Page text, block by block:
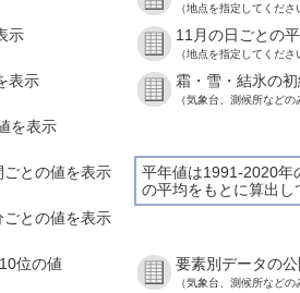
（地点を指定してくださ
示 11月の日ごとの
（地点を指定してくださ
表示 霜・雪・結氷の
（気象台、測候所などの
を表示
平年値は1991-2020年
の平均をもとに算出し
との値を表示
との値を表示
位の値 要素別データの公
（気象台、測候所などの